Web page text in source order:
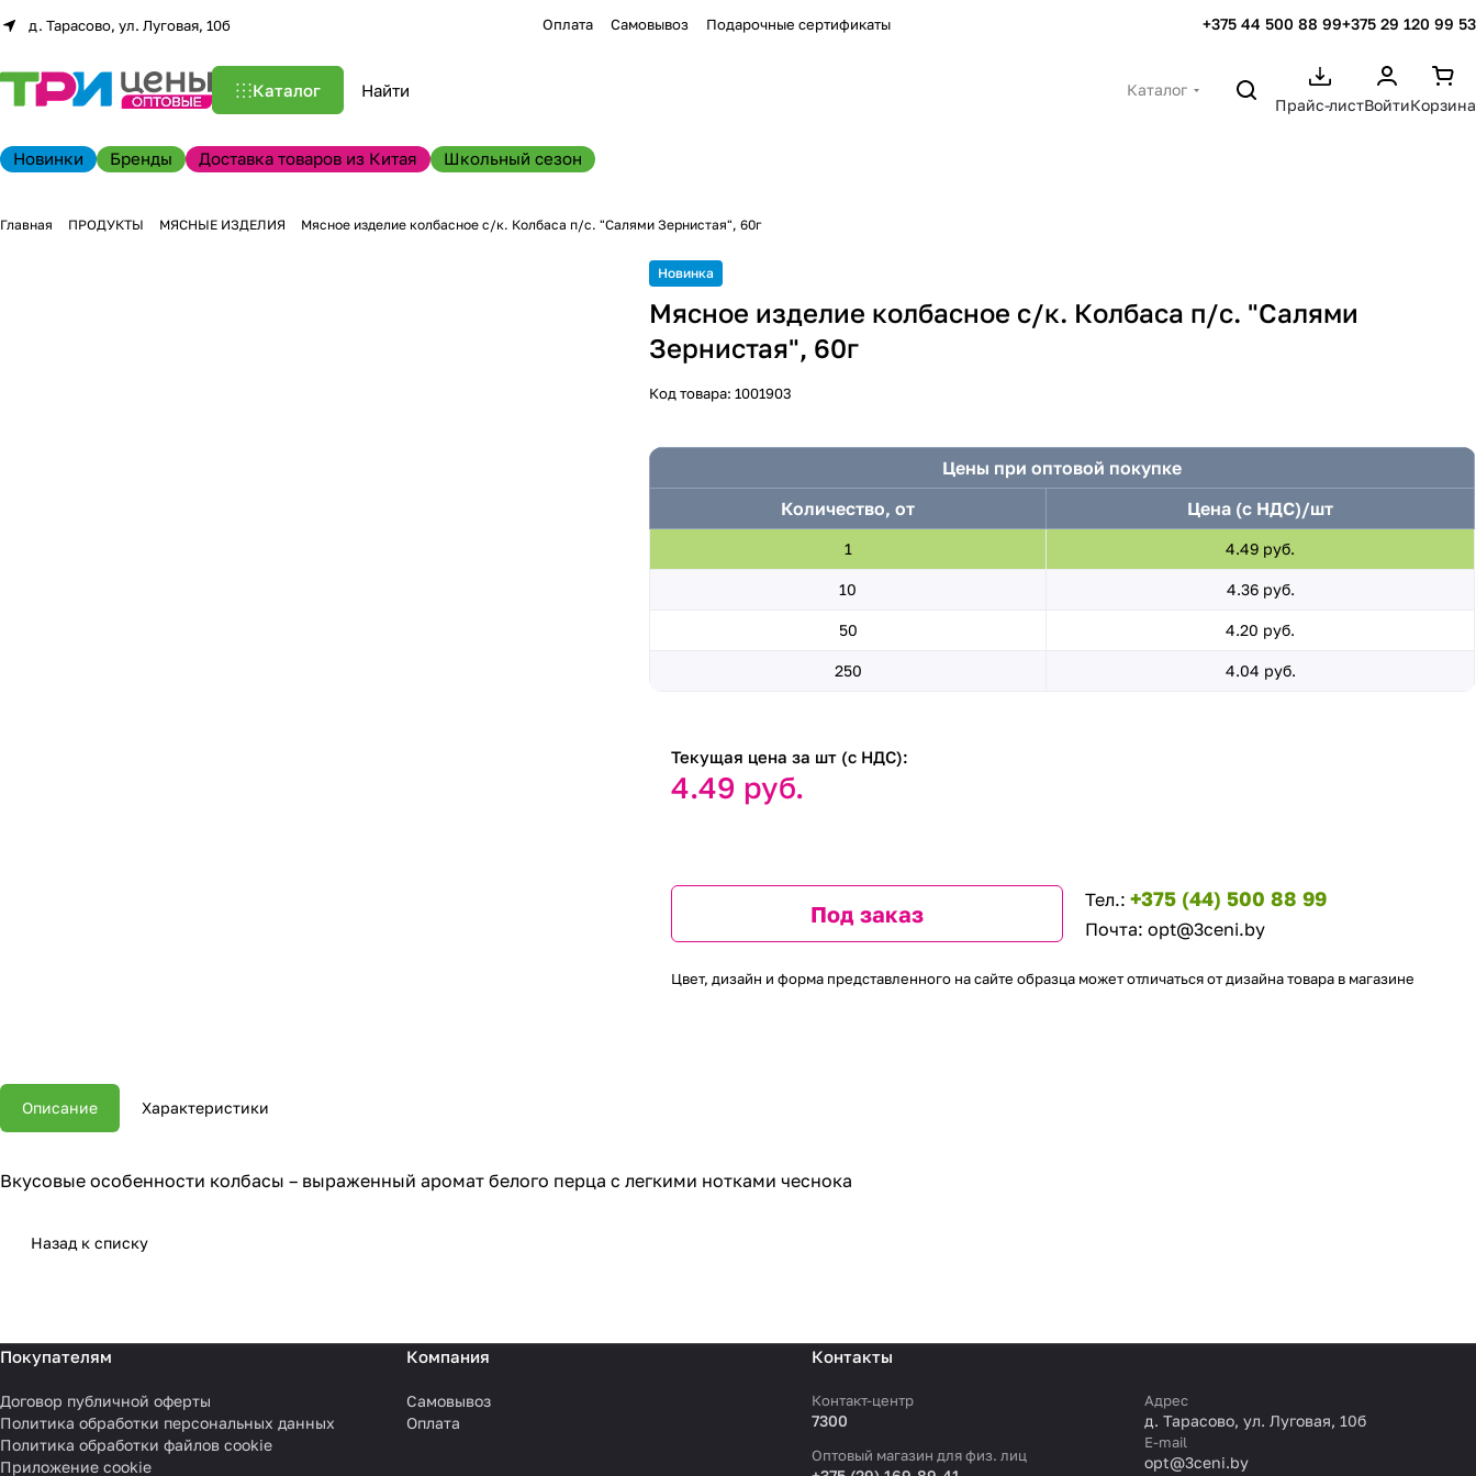
д. Тарасово, ул. Луговая, 10б Оплата Самовывоз Подарочные сертификаты +375 44 500 88 99+375 29 120 99 53
Каталог
Каталог
Прайс-листВойтиКорзина
Новинки Бренды Доставка товаров из Китая Школьный сезон
Главная ПРОДУКТЫ МЯСНЫЕ ИЗДЕЛИЯ Мясное изделие колбасное с/к. Колбаса п/с. "Салями Зернистая", 60г
Новинка
Мясное изделие колбасное с/к. Колбаса п/с. "Салями
Зернистая", 60г
Код товара:1001903
Цены при оптовой покупке
Количество, от
Цена (с НДС)/шт
1 4.49 руб.
10 4.36 руб.
50 4.20 руб.
250 4.04 руб.
Текущая цена за шт (с НДС):
4.49 руб.
Под заказ
Тел.: +375 (44) 500 88 99
Почта: opt@3ceni.by
Цвет, дизайн и форма представленного на сайте образца может отличаться от дизайна товара в магазине
Описание Характеристики
Вкусовые особенности колбасы – выраженный аромат белого перца с легкими нотками чеснока
Назад к списку
Покупателям
Договор публичной оферты
Политика обработки персональных данных
Политика обработки файлов cookie
Приложение cookie
Компания
Самовывоз
Оплата
Контакты
Контакт-центр
7300
Оптовый магазин для физ. лиц
Адрес
д. Тарасово, ул. Луговая, 10б
E-mail
opt@3ceni.by